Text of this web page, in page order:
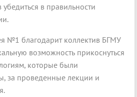
в правильности
№1 благодарит коллектив БГМУ
возможность прикоснуться
которые были
за проведенные лекции и